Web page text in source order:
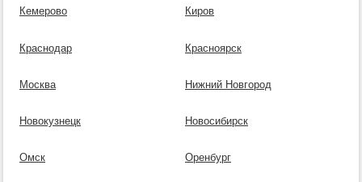
Кемерово Киров
Краснодар Красноярск
Москва Нижний Новгород
Новокузнецк Новосибирск
Омск Оренбург